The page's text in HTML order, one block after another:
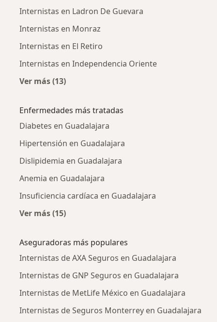
Internistas en Ladron De Guevara
Internistas en Monraz
Internistas en El Retiro
Internistas en Independencia Oriente
Ver más (13)
Enfermedades más tratadas
Diabetes en Guadalajara
Hipertensión en Guadalajara
Dislipidemia en Guadalajara
Anemia en Guadalajara
Insuficiencia cardíaca en Guadalajara
Ver más (15)
Aseguradoras más populares
Internistas de AXA Seguros en Guadalajara
Internistas de GNP Seguros en Guadalajara
Internistas de MetLife México en Guadalajara
Internistas de Seguros Monterrey en Guadalajara